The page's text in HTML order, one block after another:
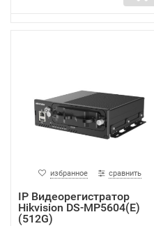
избранное сравнить
IP Видеорегистратор
Hikvision DS-MP5604(E)
(512G)